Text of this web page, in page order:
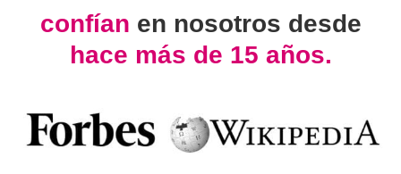
confían en nosotros desde
hace más de 15 años.